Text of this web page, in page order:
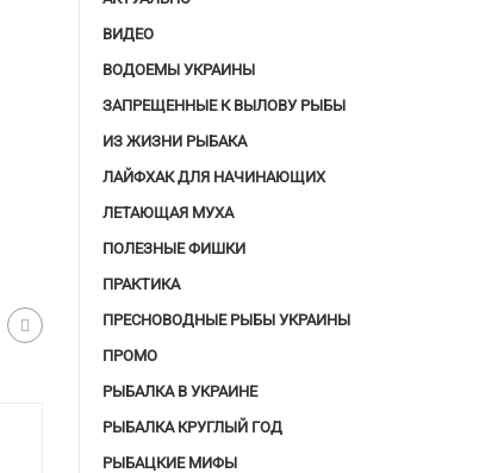
ВИДЕО
ВОДОЕМЫ УКРАИНЫ
ЗАПРЕЩЕННЫЕ К ВЫЛОВУ РЫБЫ
ИЗ ЖИЗНИ РЫБАКА
ЛАЙФХАК ДЛЯ НАЧИНАЮЩИХ
ЛЕТАЮЩАЯ МУХА
ПОЛЕЗНЫЕ ФИШКИ
ПРАКТИКА
ПРЕСНОВОДНЫЕ РЫБЫ УКРАИНЫ
ПРОМО
РЫБАЛКА В УКРАИНЕ
РЫБАЛКА КРУГЛЫЙ ГОД
РЫБАЦКИЕ МИФЫ